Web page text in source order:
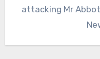
attacking Mr